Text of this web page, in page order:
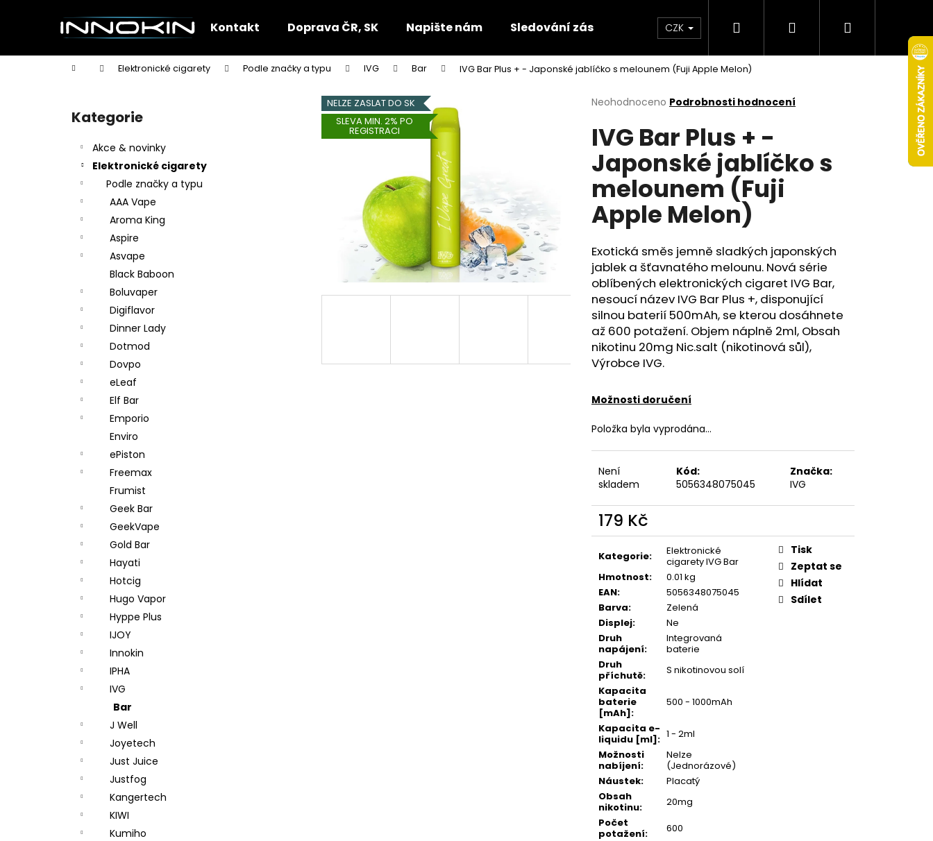
Kontakt Doprava ČR, SK Napište nám Sledování zásilek Obchodní podmínky Věrnostní program
CZK Hledat PřihlášeníNákupní
Domů Elektronické cigarety Podle značky a typu IVG Bar IVG Bar Plus + - Japonské jablíčko s melounem (Fuji Apple Melon)
Přeskočit
kategorie
Kategorie
Akce & novinky
Elektronické cigarety
Podle značky a typu
AAA Vape
Aroma King
Aspire
Asvape
Black Baboon
Boluvaper
Digiflavor
Dinner Lady
Dotmod
Dovpo
eLeaf
Elf Bar
Emporio
Enviro
ePiston
Freemax
Frumist
Geek Bar
GeekVape
Gold Bar
Hayati
Hotcig
Hugo Vapor
Hyppe Plus
IJOY
Innokin
IPHA
IVG
Bar
J Well
Joyetech
Just Juice
Justfog
Kangertech
KIWI
Kumiho
Průměrné
produktu
0,0
z
5
hvězdiček.
Neohodnoceno Podrobnosti hodnocení
IVG Bar Plus + -
Japonské jablíčko s
melounem (Fuji
Apple Melon)
Exotická směs jemně sladkých japonských
jablek a šťavnatého melounu. Nová série
oblíbených elektronických cigaret IVG Bar,
nesoucí název IVG Bar Plus +, disponující
silnou baterií 500mAh, se kterou dosáhnete
až 600 potažení. Objem náplně 2ml, Obsah
nikotinu 20mg Nic.salt (nikotinová sůl),
Výrobce IVG.
Možnosti doručení
Položka byla vyprodána…
Není
skladem
Kód:
5056348075045
Značka:
IVG
179 Kč
Měrná
Kategorie:
Elektronické
cigarety IVG Bar
Hmotnost:
0.01 kg
EAN:
5056348075045
Barva:
Zelená
Displej:
Ne
Druh
napájení:
Integrovaná
baterie
Druh
příchutě:
S nikotinovou solí
Kapacita
baterie
[mAh]:
500 - 1000mAh
Kapacita e-
liquidu [ml]: 1 - 2ml
Možnosti
nabíjení:
Nelze
(Jednorázové)
Náustek:
Placatý
Obsah
nikotinu:
20mg
Počet
potažení:
600
Tisk
Zeptat se
Hlídat
Sdílet
NELZE ZASLAT DO SK
SLEVA MIN. 2% PO
REGISTRACI
í
Zpět
do
Zpět
do
Co potřebujete najít?
Doporučujeme
Následující
DEKANG DESERT SHIP 10ML 11MG
154 Kč
Původně:195 Kč
OXVA XLIM TOP FILL SS POD CARTRIDGE
1,2OHM 2ML